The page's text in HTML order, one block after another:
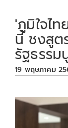
'ภูมิใจไ
นี้ ชงสูต
รัฐธรร
19 พฤษภาคม